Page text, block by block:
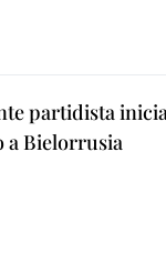
partidista
a Bielorrusia